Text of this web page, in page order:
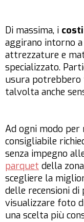
Di massima, i
aggirano intorno a
attrezzature e
specializzato.
usura
talvolta anche
Ad ogni modo per
consigliabile
senza impegno
parquet della
scegliere la
delle recensioni
visualizzare foto
una scelta più